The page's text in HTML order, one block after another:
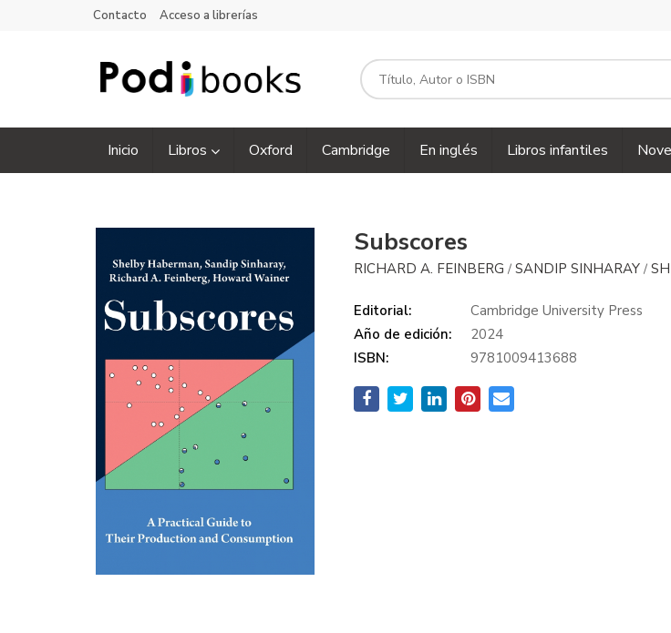
Contacto Acceso a librerías
Inicio Libros Oxford Cambridge En inglés Libros infantiles
Subscores
RICHARD A. FEINBERG /SANDIP SINHARAY /
Editorial:
Cambridge University Press
Año de edición:
2024
ISBN:
9781009413688